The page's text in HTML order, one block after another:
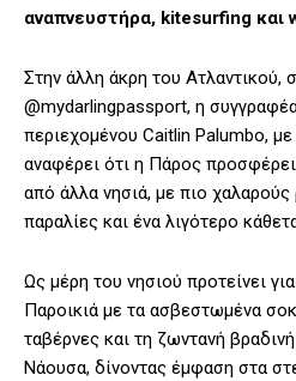
αναπνευστήρα, kitesurfing και
Στην άλλη άκρη του Ατλαντικού,
@mydarlingpassport, η
περιεχομένου Caitlin Palumbo,
αναφέρει ότι η Πάρος
από άλλα νησιά, με πιο
παραλίες και ένα λιγότερο
Ως μέρη του νησιού προτείνει
Παροικιά με τα ασβεστωμένα
ταβέρνες και τη ζωντανή
Νάουσα, δίνοντας έμφαση στα